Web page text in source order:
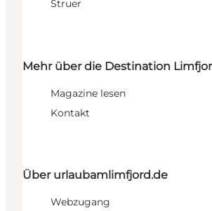
Struer
Mehr über die Destination
Magazine lesen
Kontakt
Über urlaubamlimfjord.de
Webzugang